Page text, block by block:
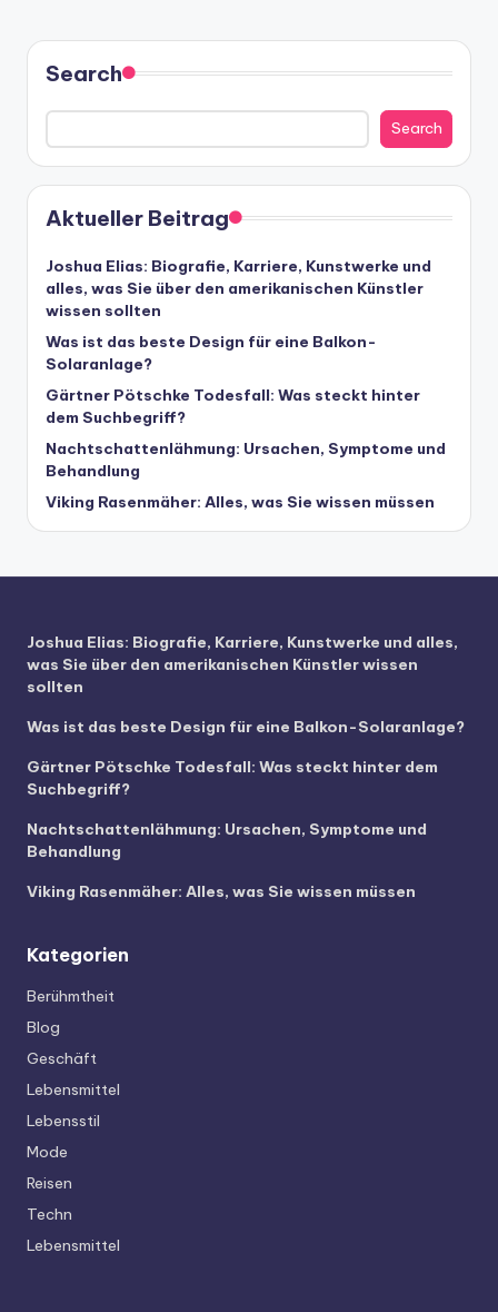
Search
Search
Aktueller Beitrag
Joshua Elias: Biografie, Karriere, Kunstwerke und
alles, was Sie über den amerikanischen Künstler
wissen sollten
Was ist das beste Design für eine Balkon-
Solaranlage?
Gärtner Pötschke Todesfall: Was steckt hinter
dem Suchbegriff?
Nachtschattenlähmung: Ursachen, Symptome und
Behandlung
Viking Rasenmäher: Alles, was Sie wissen müssen
Joshua Elias: Biografie, Karriere, Kunstwerke und alles,
was Sie über den amerikanischen Künstler wissen
sollten
Was ist das beste Design für eine Balkon-Solaranlage?
Gärtner Pötschke Todesfall: Was steckt hinter dem
Suchbegriff?
Nachtschattenlähmung: Ursachen, Symptome und
Behandlung
Viking Rasenmäher: Alles, was Sie wissen müssen
Kategorien
Berühmtheit
Blog
Geschäft
Lebensmittel
Lebensstil
Mode
Reisen
Techn
Lebensmittel